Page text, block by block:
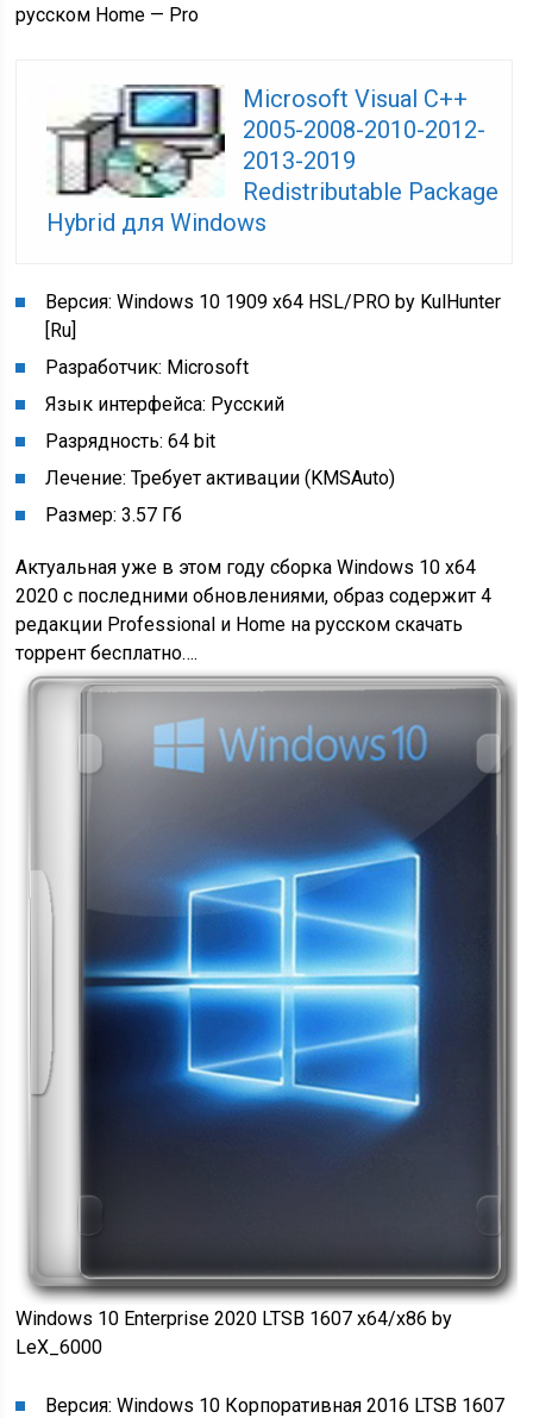
русском Home — Pro
Microsoft Visual C++
2005-2008-2010-2012-
2013-2019
Redistributable Package
Hybrid для Windows
Версия: Windows 10 1909 x64 HSL/PRO by KulHunter
[Ru]
Разработчик: Microsoft
Язык интерфейса: Русский
Разрядность: 64 bit
Лечение: Требует активации (KMSAuto)
Размер: 3.57 Гб
Актуальная уже в этом году сборка Windows 10 x64
2020 с последними обновлениями, образ содержит 4
редакции Professional и Home на русском скачать
торрент бесплатно….
Windows 10 Enterprise 2020 LTSB 1607 x64/x86 by
LeX_6000
Версия: Windows 10 Корпоративная 2016 LTSB 1607